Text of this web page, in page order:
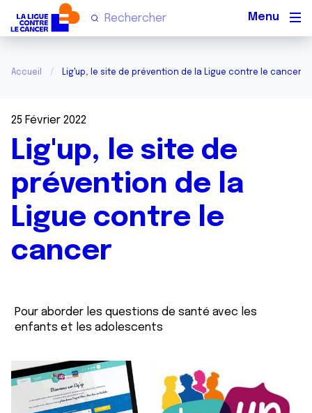
Accueil Lig'up, le site de prévention de la Ligue contre le cancer
25 Février 2022
Lig'up, le site de
prévention de la
Ligue contre le
cancer
Pour aborder les questions de santé avec les
enfants et les adolescents